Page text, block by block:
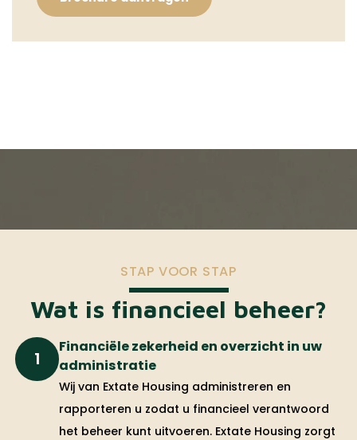
STAP VOOR STAP
Wat is financieel beheer?
1
Financiële zekerheid en overzicht in uw
administratie
Wij van Extate Housing administreren en
rapporteren u zodat u financieel verantwoord
het beheer kunt uitvoeren. Extate Housing zorgt